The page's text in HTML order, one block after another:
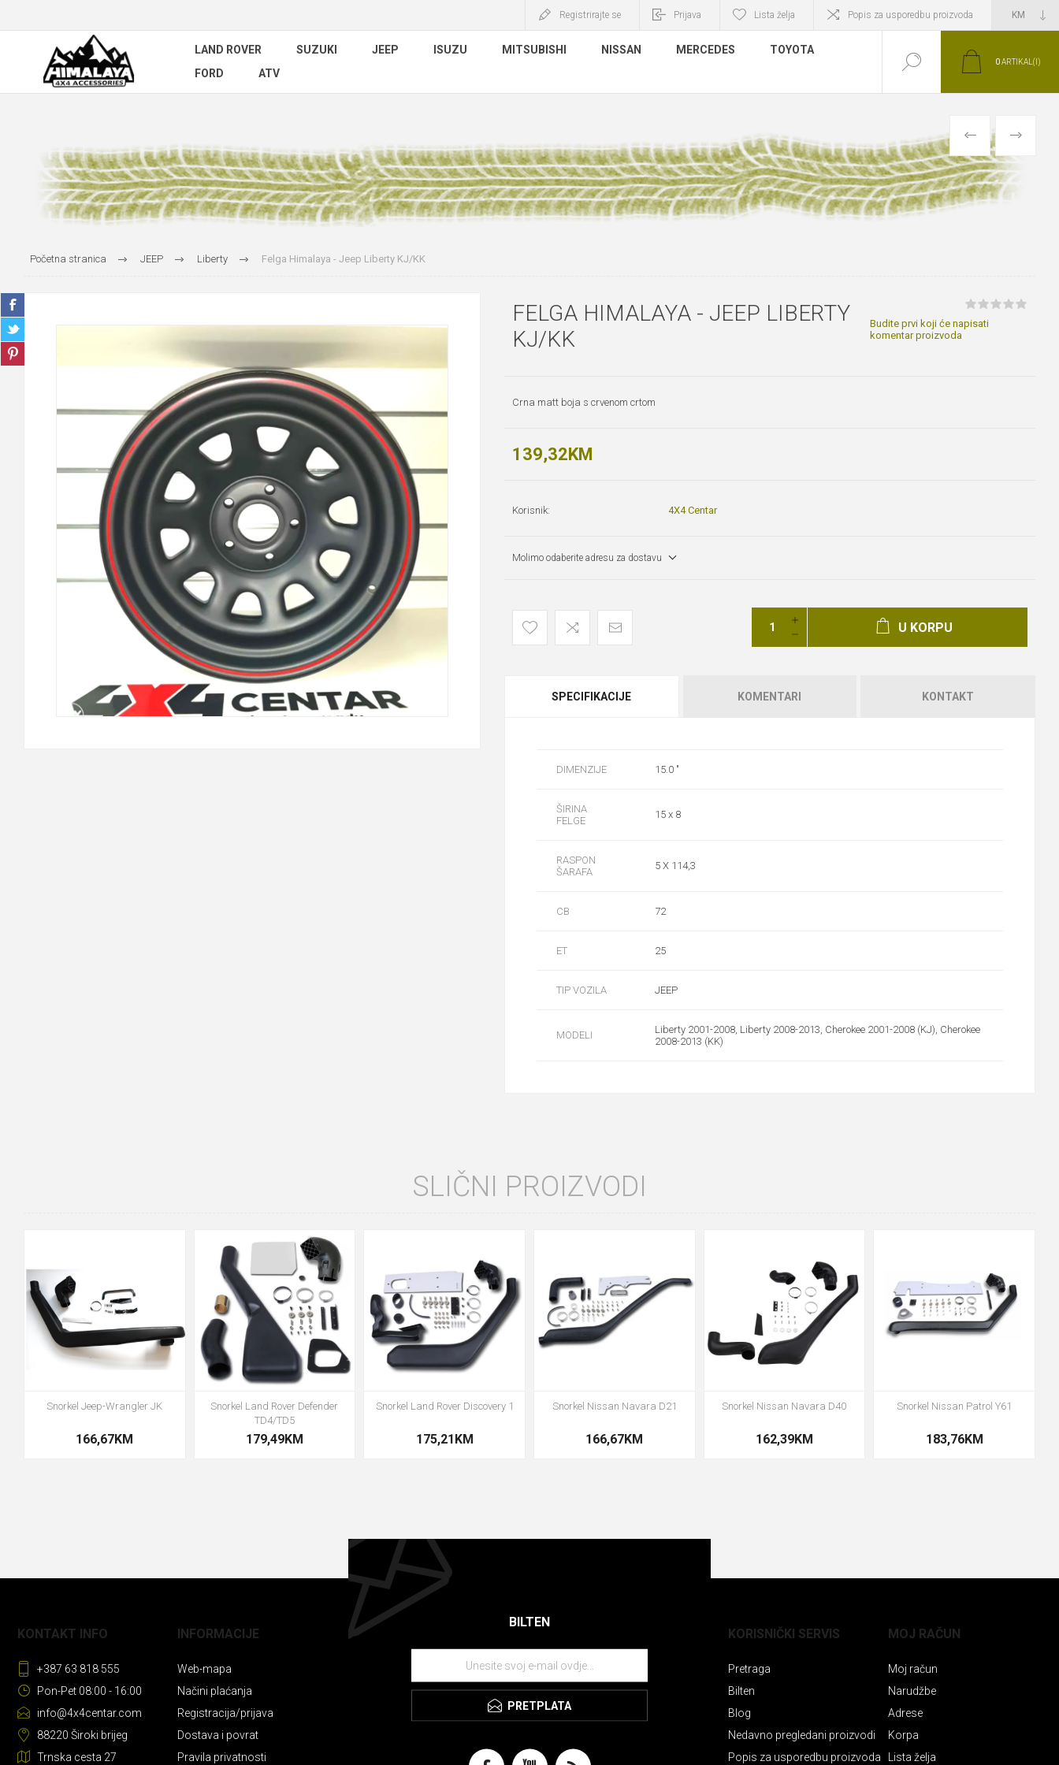
Registrirajte se Prijava Lista želja Popis za usporedbu proizvoda
LAND ROVER SUZUKI JEEP ISUZU MITSUBISHI NISSAN MERCEDES
TOYOTA
FORD
ATV
0ARTIKAL(I)
Početna stranica JEEP Liberty Felga Himalaya - Jeep Liberty KJ/KK
PRETHODNI
SLIJEDEĆI
FELGA HIMALAYA - JEEP LIBERTY
KJ/KK
Budite prvi koji će napisati
komentar proizvoda
Crna matt boja s crvenom crtom
139,32KM
Korisnik: 4X4 Centar
Molimo odaberite adresu za dostavu
U KORPU
SPECIFIKACIJE KOMENTARI KONTAKT
DIMENZIJE 15.0 "
ŠIRINA
FELGE
15 x 8
RASPON
ŠARAFA
5 X 114,3
CB 72
ET 25
TIP VOZILA JEEP
MODELI
Liberty 2001-2008, Liberty 2008-2013, Cherokee 2001-2008 (KJ), Cherokee
2008-2013 (KK)
SLIČNI PROIZVODI
Snorkel Jeep-Wrangler JK
166,67KM
Snorkel Land Rover Defender
TD4/TD5
179,49KM
Snorkel Land Rover Discovery 1
175,21KM
Snorkel Nissan Navara D21
166,67KM
Snorkel Nissan Navara D40
162,39KM
Snorkel Nissan Patrol Y61
183,76KM
BILTEN
PRETPLATA
KONTAKT INFO
+387 63 818 555
Pon-Pet 08:00 - 16:00
info@4x4centar.com
88220 Široki brijeg
Trnska cesta 27
INFORMACIJE
Web-mapa
Načini plaćanja
Registracija/prijava
Dostava i povrat
Pravila privatnosti
KORISNIČKI SERVIS
Pretraga
Bilten
Blog
Nedavno pregledani proizvodi
Popis za usporedbu proizvoda
MOJ RAČUN
Moj račun
Narudžbe
Adrese
Korpa
Lista želja